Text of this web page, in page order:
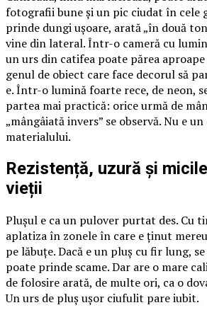
fotografii bune și un pic ciudat în cele
prinde dungi ușoare, arată „în două
vine din lateral. Într-o cameră cu
un urs din catifea poate părea
genul de obiect care face decorul să
e. Într-o lumină foarte rece, de neon,
partea mai practică: orice urmă de
„mângâiată invers” se observă. Nu e
materialului.
Rezistență, uzură și
vieții
Plușul e ca un pulover purtat des. Cu
aplatiza în zonele în care e ținut
pe lăbuțe. Dacă e un pluș cu fir lung,
poate prinde scame. Dar are o mare
de folosire arată, de multe ori, ca o
Un urs de pluș ușor ciufulit pare iubit.